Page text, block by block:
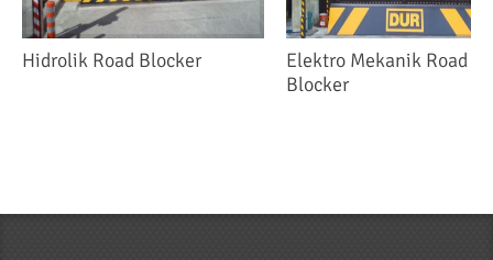
Hidrolik Road Blocker
Elektro Mekanik Road
Blocker